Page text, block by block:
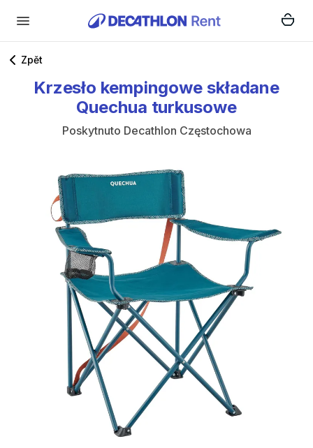
Zpět
Krzesło kempingowe składane
Quechua turkusowe
Poskytnuto Decathlon Częstochowa